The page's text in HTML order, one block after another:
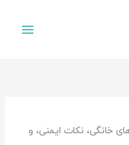
۵ دقیقه | روش‌های خانگی، نکات ایمنی، و